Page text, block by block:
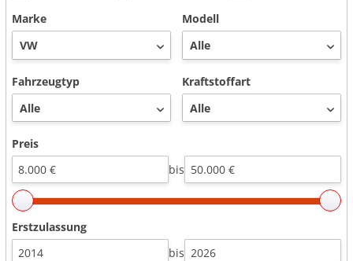
Marke
Modell
Fahrzeugtyp Kraftstoffart
Preis
bis
Erstzulassung
bis